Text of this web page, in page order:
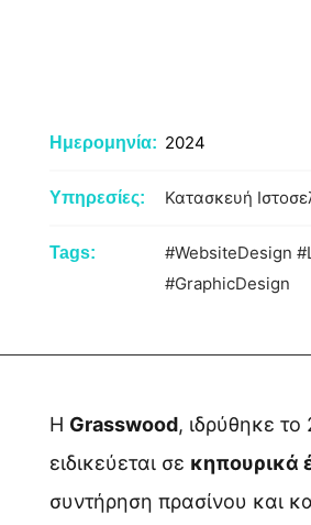
Η Grasswood, ιδρύθηκε το
ειδικεύεται σε κηπουρικά
συντήρηση πρασίνου και
Ημερομηνία: 2024
Υπηρεσίες: Κατασκευή
Tags: #WebsiteDesign
#GraphicDesign